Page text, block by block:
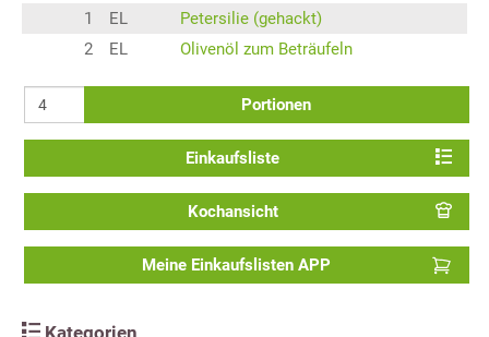
1
EL
Petersilie (gehackt)
2
EL Olivenöl zum Beträufeln
Portionen
Einkaufsliste
Kochansicht
Meine Einkaufslisten APP